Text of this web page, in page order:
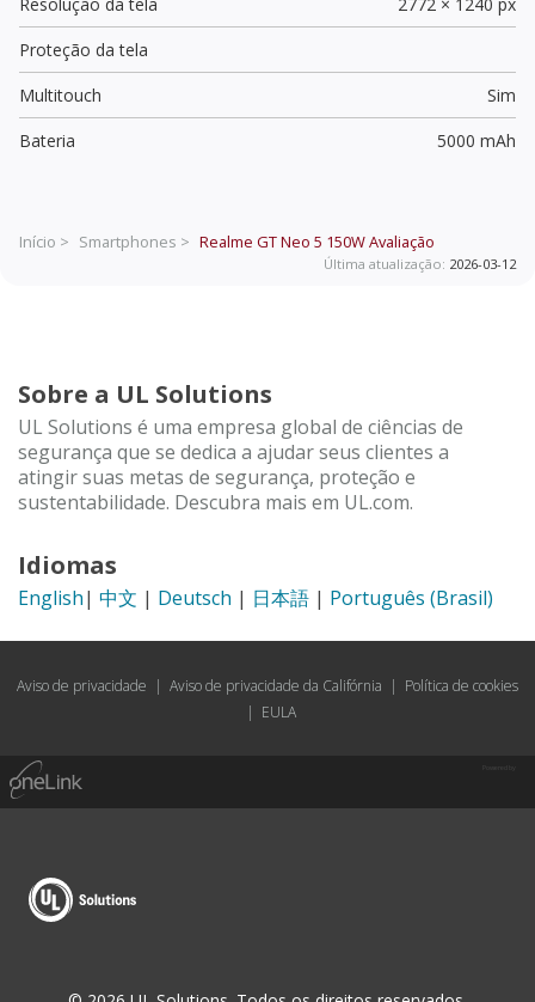
Proteção da tela
Multitouch
Sim
Bateria
5000 mAh
Início > Smartphones > Realme GT Neo 5 150WAvaliação
Última atualização: 2026-03-12
Sobre a UL Solutions
UL Solutions é uma empresa global de ciências de
segurança que se dedica a ajudar seus clientes a
atingir suas metas de segurança, proteção e
sustentabilidade. Descubra mais em UL.com.
Idiomas
English| 中文 | Deutsch | 日本語 | Português (Brasil)
Aviso de privacidade | Aviso de privacidade da Califórnia | Política de cookies
| EULA